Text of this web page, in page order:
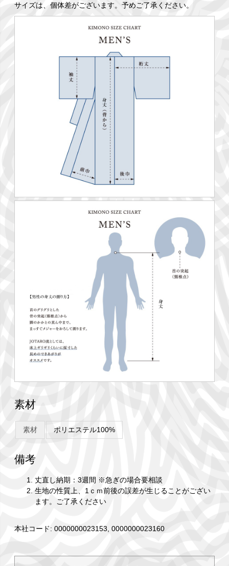
サイズは、個体差がございます。予めご了承ください。
素材
素材 ポリエステル100%
備考
丈直し納期：3週間 ※急ぎの場合要相談
生地の性質上、1ｃｍ前後の誤差が生じることがござい
ます。ご了承ください
本社コード: 0000000023153, 0000000023160